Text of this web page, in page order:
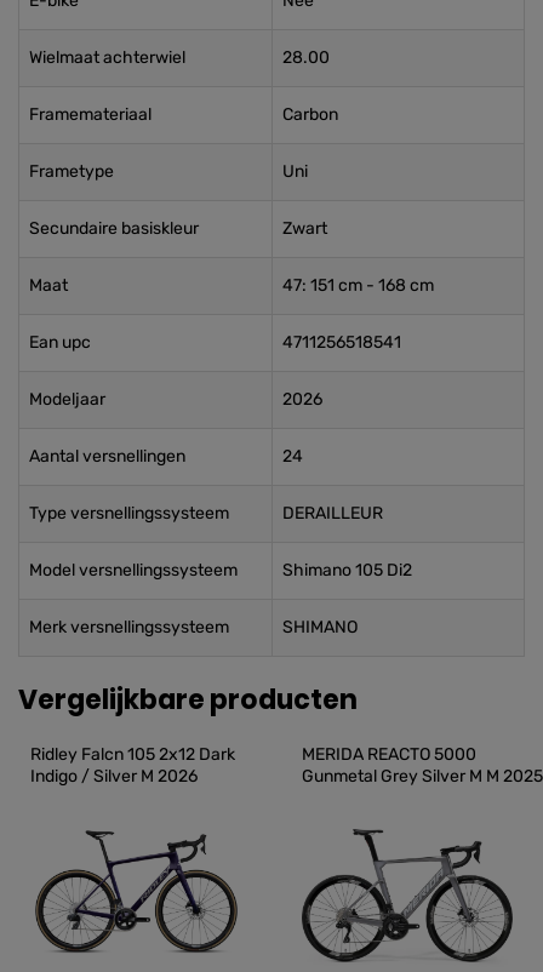
Wielmaat achterwiel 28.00
Framemateriaal Carbon
Frametype Uni
Secundaire basiskleur Zwart
Maat 47: 151 cm - 168 cm
Ean upc 4711256518541
Modeljaar 2026
Aantal versnellingen 24
Type versnellingssysteem DERAILLEUR
Model versnellingssysteem Shimano 105 Di2
Merk versnellingssysteem SHIMANO
Vergelijkbare producten
Ridley Falcn 105 2x12 Dark
Indigo / Silver M 2026
MERIDA REACTO 5000
Gunmetal Grey Silver M M 2025